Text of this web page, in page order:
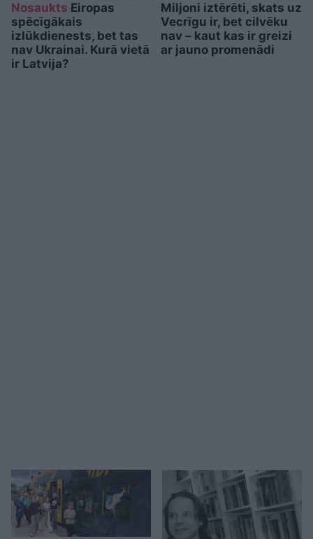
Nosaukts Eiropas
spēcīgākais
izlūkdienests, bet tas
nav Ukrainai. Kurā vietā
ir Latvija?
Miljoni iztērēti, skats uz
Vecrīgu ir, bet cilvēku
nav – kaut kas ir greizi
ar jauno promenādi